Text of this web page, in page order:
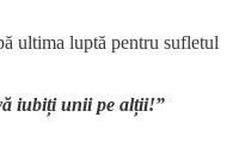
ultima luptă pentru sufletul
iubiți unii pe alții!”